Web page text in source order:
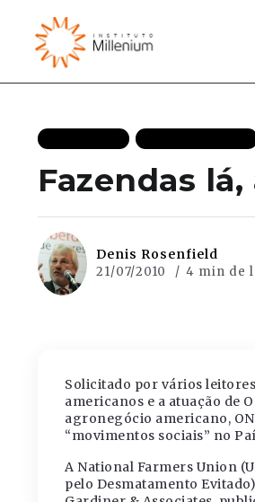
Fazendas
Denis Rosenfield
21/07/2010 4 min de
Solicitado por vários
americanos e a atuação de
agronegócio americano,
“movimentos sociais” no
A National Farmers Union
pelo Desmatamento